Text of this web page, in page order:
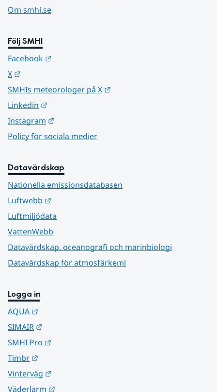
Om smhi.se
Följ SMHI
Facebook
X
SMHIs meteorologer på X
Linkedin
Instagram
Policy för sociala medier
Datavärdskap
Nationella emissionsdatabasen
Luftwebb
Luftmiljödata
VattenWebb
Datavärdskap, oceanografi och marinbiologi
Datavärdskap för atmosfärkemi
Logga in
AQUA
SIMAIR
SMHI Pro
Timbr
Vinterväg
Väderlarm